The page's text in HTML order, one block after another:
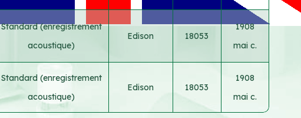
Standard (enregistrement
acoustique)
Edison 18053
1908
mai c.
Standard (enregistrement
acoustique)
Edison 18053
1908
mai c.